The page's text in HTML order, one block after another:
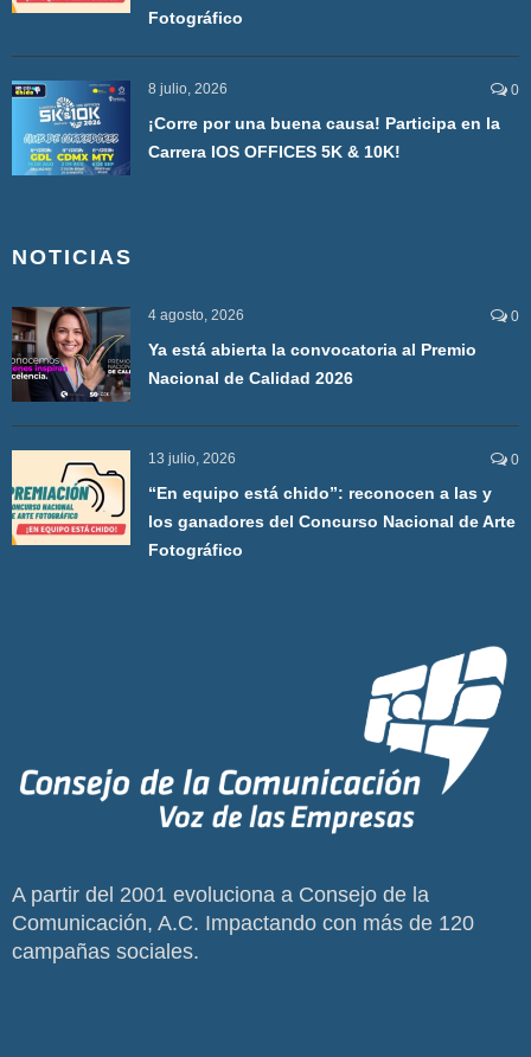
Fotográfico
8 julio, 2026 0
¡Corre por una buena causa! Participa en la
Carrera IOS OFFICES 5K & 10K!
NOTICIAS
4 agosto, 2026 0
Ya está abierta la convocatoria al Premio
Nacional de Calidad 2026
13 julio, 2026 0
“En equipo está chido”: reconocen a las y
los ganadores del Concurso Nacional de Arte
Fotográfico
A partir del 2001 evoluciona a Consejo de la
Comunicación, A.C. Impactando con más de 120
campañas sociales.